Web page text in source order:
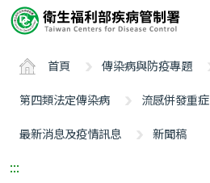
要
ALT+C
首頁 傳染病與防疫專題
第四類法定傳染病
流感併發重症
最新消息及疫情訊息
新聞稿
:::